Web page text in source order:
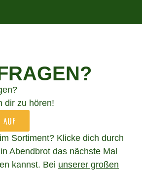
dir zu hören!
auf
Sortiment? Klicke dich durch
Abendbrot das nächste Mal
kannst. Bei unserer großen